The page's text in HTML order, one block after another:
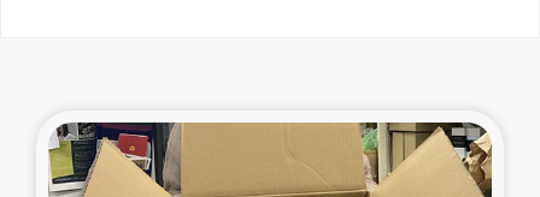
東ティモール豪雨緊急支援
大雨による洪水被災者支援